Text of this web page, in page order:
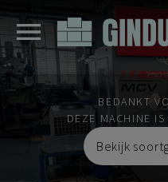
BEDANKT
DEZE MACHINE
Bekijk